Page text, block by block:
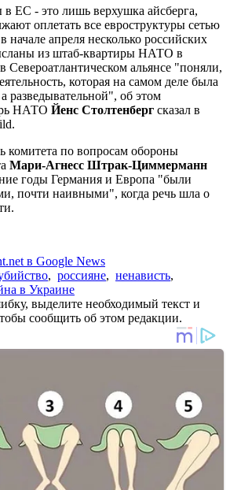
ЕС - это лишь верхушка айсберга,
оплетать все евроструктуры сетью
апреля несколько российских
из штаб-квартиры НАТО в
Североатлантическом альянсе "поняли,
которая на самом деле была
разведывательной", об этом
НАТО Йенс Столтенберг сказал в
комитета по вопросам обороны
Мари-Агнесс Штрак-Циммерманн
годы Германия и Европа "были
почти наивными", когда речь шла о
в Google News
, россияне, ненависть,
в Украине
выделите необходимый текст и
сообщить об этом редакции.